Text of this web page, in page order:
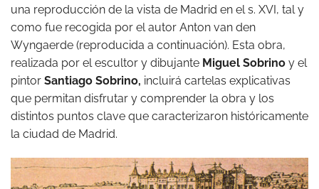
una reproducción de la vista de Madrid en el s. XVI, tal y
como fue recogida por el autor Anton van den
Wyngaerde (reproducida a continuación). Esta obra,
realizada por el escultor y dibujante Miguel Sobrino y el
pintor Santiago Sobrino, incluirá cartelas explicativas
que permitan disfrutar y comprender la obra y los
distintos puntos clave que caracterizaron históricamente
la ciudad de Madrid.